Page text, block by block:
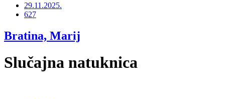
29.11.2025.
627
Bratina, Marij
Slučajna natuknica